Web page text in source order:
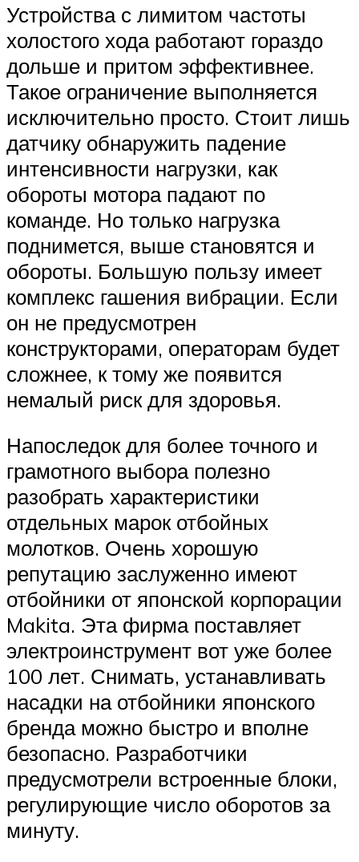
Устройства с лимитом частоты
холостого хода работают гораздо
дольше и притом эффективнее.
Такое ограничение выполняется
исключительно просто. Стоит лишь
датчику обнаружить падение
интенсивности нагрузки, как
обороты мотора падают по
команде. Но только нагрузка
поднимется, выше становятся и
обороты. Большую пользу имеет
комплекс гашения вибрации. Если
он не предусмотрен
конструкторами, операторам будет
сложнее, к тому же появится
немалый риск для здоровья.
Напоследок для более точного и
грамотного выбора полезно
разобрать характеристики
отдельных марок отбойных
молотков. Очень хорошую
репутацию заслуженно имеют
отбойники от японской корпорации
Makita. Эта фирма поставляет
электроинструмент вот уже более
100 лет. Снимать, устанавливать
насадки на отбойники японского
бренда можно быстро и вполне
безопасно. Разработчики
предусмотрели встроенные блоки,
регулирующие число оборотов за
минуту.